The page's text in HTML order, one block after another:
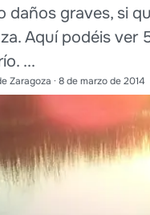
daños graves, si
Aquí podéis ver
...
Zaragoza · 8 de marzo de 2014